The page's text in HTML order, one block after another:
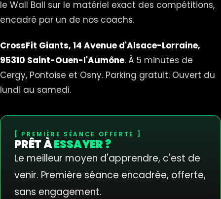
le Wall Ball sur le matériel exact des compétitions,
encadré par un de nos coachs.
CrossFit Giants, 14 Avenue d'Alsace-Lorraine,
95310 Saint-Ouen-l'Aumône. À 5 minutes de
Cergy, Pontoise et Osny. Parking gratuit. Ouvert du
lundi au samedi.
PREMIÈRE SÉANCE OFFERTE
PRÊT ÀESSAYER ?
Le meilleur moyen d'apprendre, c'est de
venir. Première séance encadrée, offerte,
sans engagement.